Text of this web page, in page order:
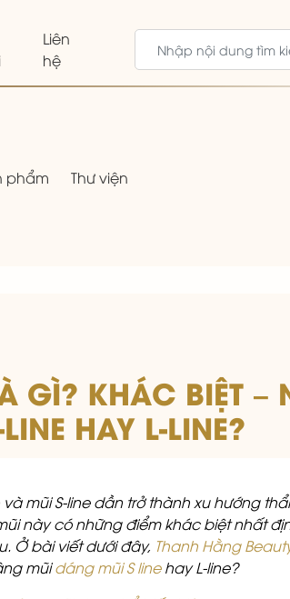
Liên
hệ
phẩm Thư viện
GÌ? KHÁC BIỆT –
HAY L-LINE?
và mũi S-line dần trở thành xu hướng
này có những điểm khác biệt nhất
Ở bài viết dưới đây, Thanh Hằng
mũidáng mũi S linehay L-line?